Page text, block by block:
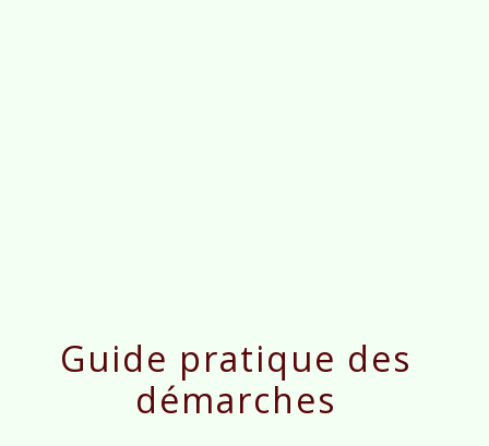
Guide pratique des
démarches